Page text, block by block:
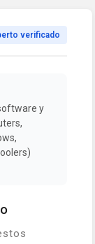
verificado
y